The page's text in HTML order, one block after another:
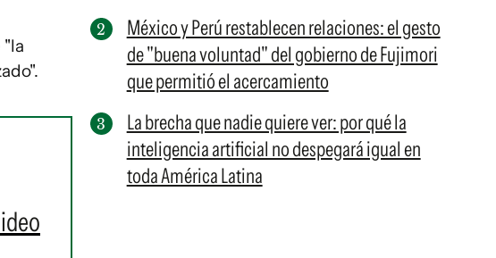
México y Perú restablecen relaciones: el gesto
de "buena voluntad" del gobierno de Fujimori
que permitió el acercamiento
La brecha que nadie quiere ver: por qué la
inteligencia artificial no despegará igual en
toda América Latina